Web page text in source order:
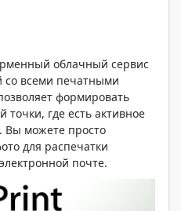
облачный сервис
со всеми печатными
формировать
где есть активное
Вы можете просто
для распечатки
почте.